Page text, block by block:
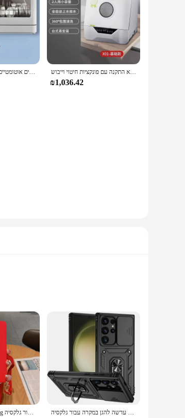
מדיח כלים הביתה משטח, מדיח כלים אוטומטיים קיבולת גדולה, עיקור uv, ייבוש, סוג של תרסיס לשטוף מיני חכם אוטומטיים לשולחני בית, ידידותי עצלן, ללא התקנה עם פונקציות חיטוי וייבוש
₪1,036.42
this dishwasher not only looks stylish but
efficiency. Its compact size ensures
of soiling. Whether you're dealing with
without breaking the bank on your
A 54 34 24 a14 4g 5g מארז סיליקון נוזלי עבור גלקסיה Samsung a24 a14 4g 5g 5g 5g בחזרה לכסות a04 שקופית עדשה להגן במקרה עבור גלקסיה s24אולטרה s24 + s 24 אולטרה-shockproof coque גלקסיה s24 + כיסוי מחזיק טבעת